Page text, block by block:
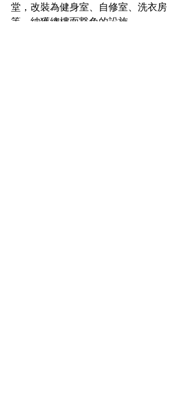
堂，改裝為健身室、自修室、洗衣房
等，納獲總樓面豁免的設施。